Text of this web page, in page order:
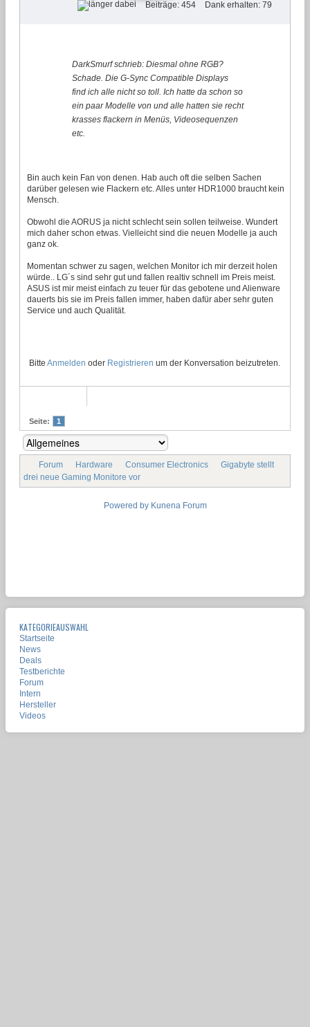
Beiträge: 454 Dank erhalten: 79
DarkSmurf schrieb: Diesmal ohne RGB?
Schade. Die G-Sync Compatible Displays
find ich alle nicht so toll. Ich hatte da schon so
ein paar Modelle von und alle hatten sie recht
krasses flackern in Menüs, Videosequenzen
etc.
Bin auch kein Fan von denen. Hab auch oft die selben Sachen
darüber gelesen wie Flackern etc. Alles unter HDR1000 braucht kein
Mensch.
Obwohl die AORUS ja nicht schlecht sein sollen teilweise. Wundert
mich daher schon etwas. Vielleicht sind die neuen Modelle ja auch
ganz ok.
Momentan schwer zu sagen, welchen Monitor ich mir derzeit holen
würde.. LG´s sind sehr gut und fallen realtiv schnell im Preis meist.
ASUS ist mir meist einfach zu teuer für das gebotene und Alienware
dauerts bis sie im Preis fallen immer, haben dafür aber sehr guten
Service und auch Qualität.
Bitte Anmelden oder Registrieren um der Konversation beizutreten.
Seite: 1
Forum Hardware Consumer Electronics
Gigabyte stellt
drei neue Gaming Monitore vor
Powered by Kunena Forum
KATEGORIEAUSWAHL
Startseite
News
Deals
Testberichte
Forum
Intern
Hersteller
Videos